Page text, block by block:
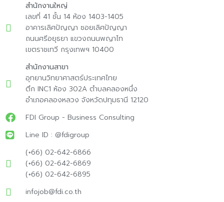
สำนักงานใหญ่
เลขที่ 41 ชั้น 14 ห้อง 1403-1405
อาคารเลิศปัญญา ซอยเลิศปัญญา
ถนนศรีอยุธยา แขวงถนนพญาไท
เขตราชเทวี กรุงเทพฯ 10400
สำนักงานสาขา
อุทยานวิทยาศาสตร์ประเทศไทย
ตึก INC1 ห้อง 302A ตำบลคลองหนึ่ง
อำเภอคลองหลวง จังหวัดปทุมธานี 12120
FDI Group - Business Consulting
Line ID : @fdigroup
(+66) 02-642-6866
(+66) 02-642-6869
(+66) 02-642-6895
infojob@fdi.co.th